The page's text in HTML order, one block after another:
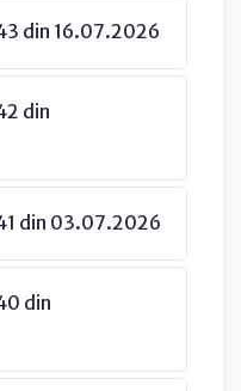
din 16.07.2026
din
din 03.07.2026
din